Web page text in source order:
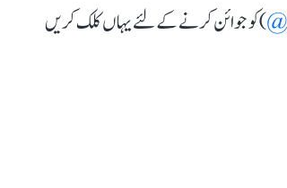
) کو جوائن کرنے کے لئے یہاں کلک کریں